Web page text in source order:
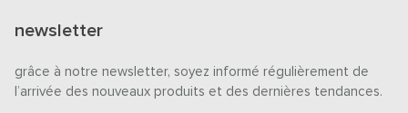
newsletter
grâce à notre newsletter, soyez informé régulièrement de
l’arrivée des nouveaux produits et des dernières tendances.